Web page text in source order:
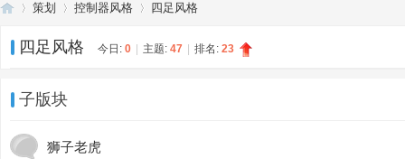
插件 帮助 下载
策划 控制器风格 四足风格
四足风格 今日: 0 主题: 47 排名: 23
子版块
狮子老虎